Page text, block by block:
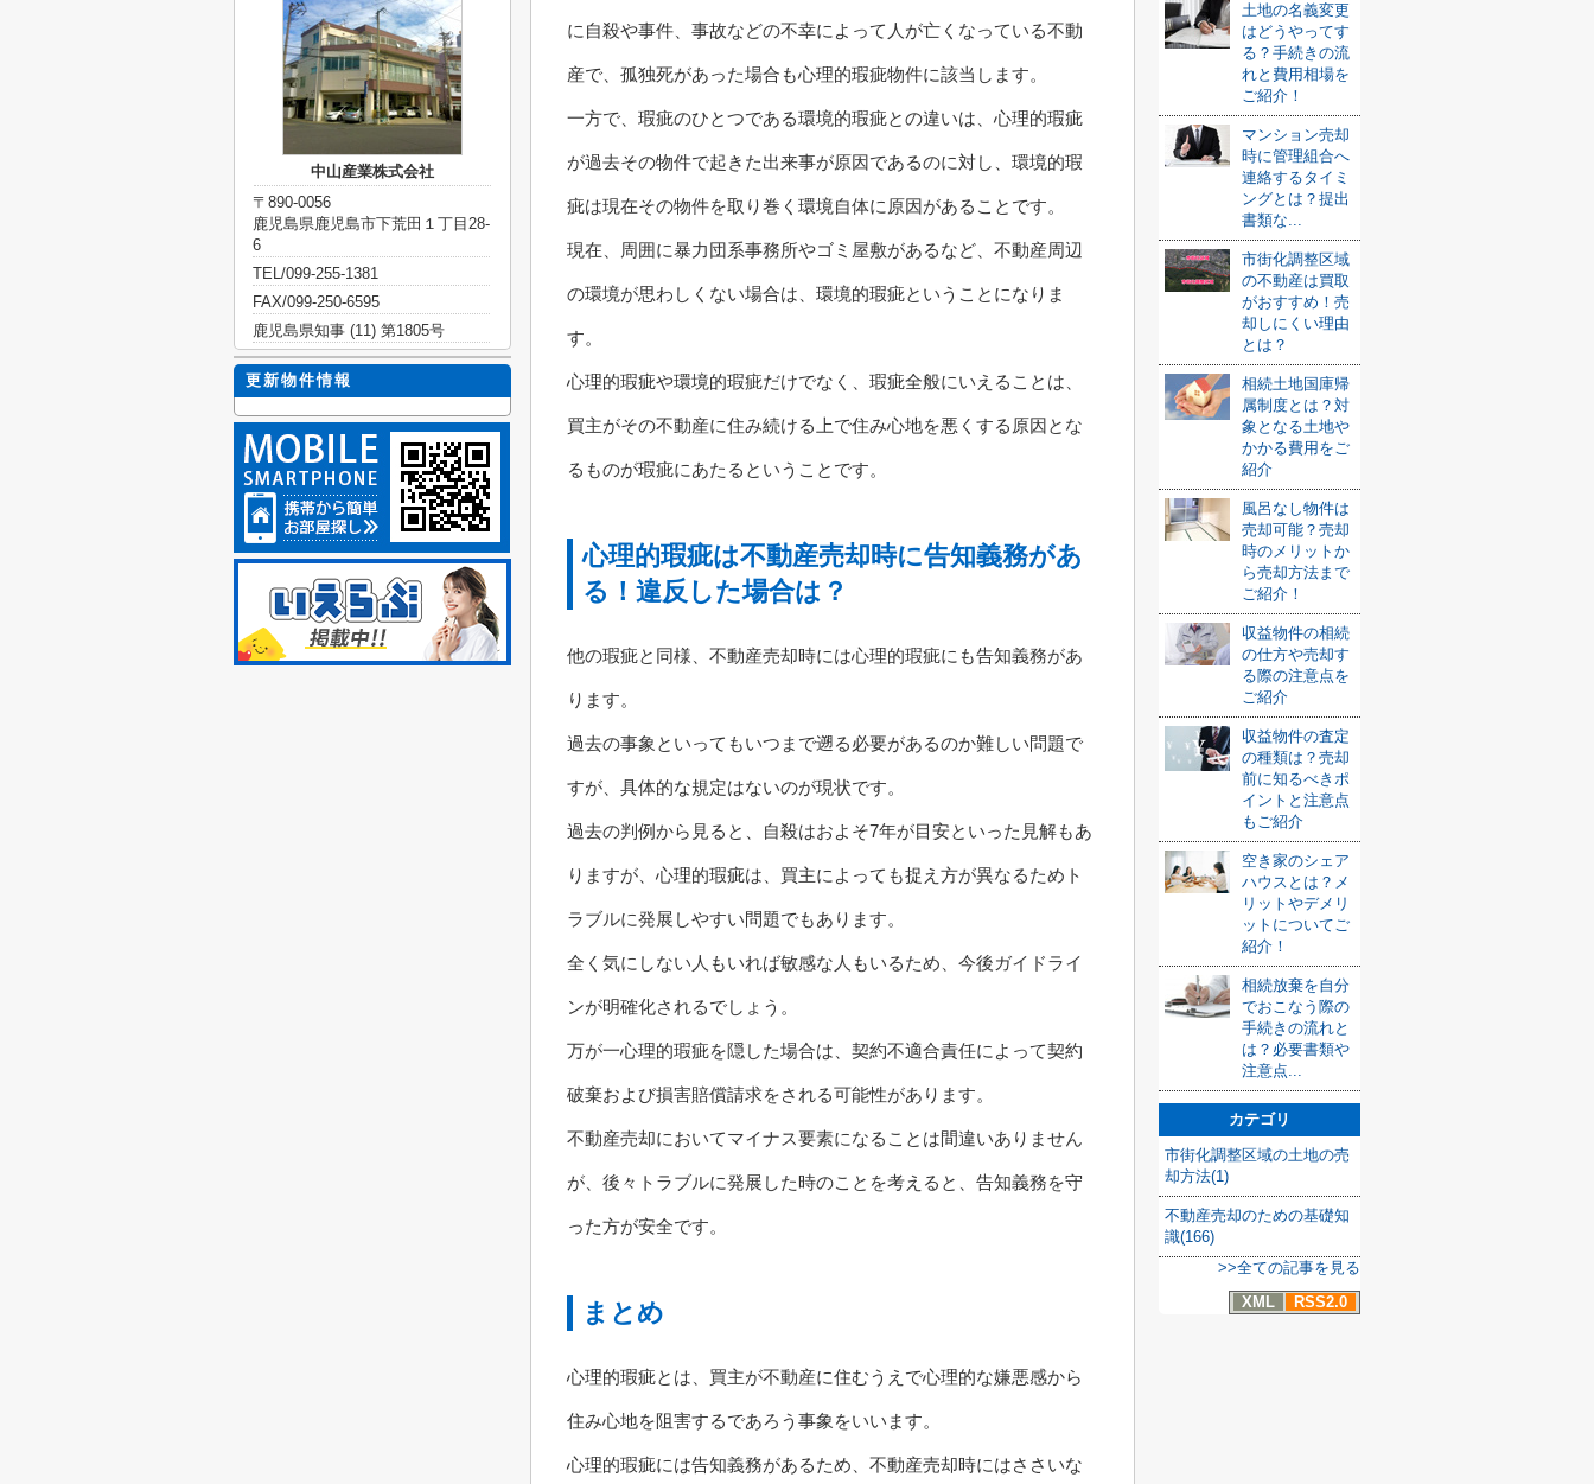
に自殺や事件、事故などの不幸によって人が亡くなっている不動
産で、孤独死があった場合も心理的瑕疵物件に該当します。
一方で、瑕疵のひとつである環境的瑕疵との違いは、心理的瑕疵
が過去その物件で起きた出来事が原因であるのに対し、環境的瑕
疵は現在その物件を取り巻く環境自体に原因があることです。
現在、周囲に暴力団系事務所やゴミ屋敷があるなど、不動産周辺
の環境が思わしくない場合は、環境的瑕疵ということになりま
す。
心理的瑕疵や環境的瑕疵だけでなく、瑕疵全般にいえることは、
買主がその不動産に住み続ける上で住み心地を悪くする原因とな
るものが瑕疵にあたるということです。
心理的瑕疵は不動産売却時に告知義務があ
る！違反した場合は？
他の瑕疵と同様、不動産売却時には心理的瑕疵にも告知義務があ
ります。
過去の事象といってもいつまで遡る必要があるのか難しい問題で
すが、具体的な規定はないのが現状です。
過去の判例から見ると、自殺はおよそ7年が目安といった見解もあ
りますが、心理的瑕疵は、買主によっても捉え方が異なるためト
ラブルに発展しやすい問題でもあります。
全く気にしない人もいれば敏感な人もいるため、今後ガイドライ
ンが明確化されるでしょう。
万が一心理的瑕疵を隠した場合は、契約不適合責任によって契約
破棄および損害賠償請求をされる可能性があります。
不動産売却においてマイナス要素になることは間違いありません
が、後々トラブルに発展した時のことを考えると、告知義務を守
った方が安全です。
まとめ
心理的瑕疵とは、買主が不動産に住むうえで心理的な嫌悪感から
住み心地を阻害するであろう事象をいいます。
心理的瑕疵には告知義務があるため、不動産売却時にはささいな
土地の名義変更
はどうやってす
る？手続きの流
れと費用相場を
ご紹介！
マンション売却
時に管理組合へ
連絡するタイミ
ングとは？提出
書類な...
市街化調整区域
の不動産は買取
がおすすめ！売
却しにくい理由
とは？
相続土地国庫帰
属制度とは？対
象となる土地や
かかる費用をご
紹介
風呂なし物件は
売却可能？売却
時のメリットか
ら売却方法まで
ご紹介！
収益物件の相続
の仕方や売却す
る際の注意点を
ご紹介
収益物件の査定
の種類は？売却
前に知るべきポ
イントと注意点
もご紹介
空き家のシェア
ハウスとは？メ
リットやデメリ
ットについてご
紹介！
相続放棄を自分
でおこなう際の
手続きの流れと
は？必要書類や
注意点...
カテゴリ
市街化調整区域の土地の売
却方法(1)
不動産売却のための基礎知
識(166)
>>全ての記事を見る
XML
RSS2.0
中山産業株式会社
〒890-0056
鹿児島県鹿児島市下荒田１丁目28-
6
TEL/099-255-1381
FAX/099-250-6595
鹿児島県知事 (11) 第1805号
更新物件情報